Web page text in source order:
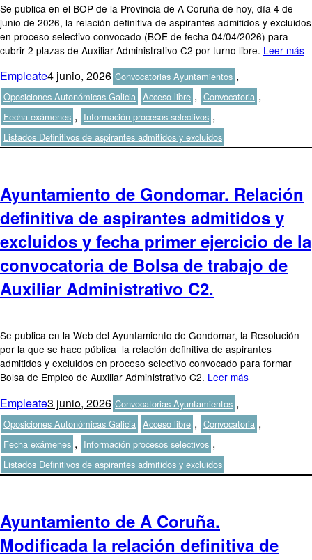
Se publica en el BOP de la Provincia de A Coruña de hoy, día 4 de
junio de 2026, la relación definitiva de aspirantes admitidos y excluidos
en proceso selectivo convocado (BOE de fecha 04/04/2026) para
cubrir 2 plazas de Auxiliar Administrativo C2 por turno libre. Leer más
Autor
EmpleatePublicado
el
4 junio, 2026Categorías
Convocatorias Ayuntamientos ,
Oposiciones Autonómicas Galicia Etiquetas
Acceso libre , Convocatoria ,
Fecha exámenes , Información procesos selectivos ,
Listados Definitivos de aspirantes admitidos y excluidos
Ayuntamiento de Gondomar. Relación
definitiva de aspirantes admitidos y
excluidos y fecha primer ejercicio de la
convocatoria de Bolsa de trabajo de
Auxiliar Administrativo C2.
Se publica en la Web del Ayuntamiento de Gondomar, la Resolución
por la que se hace pública la relación definitiva de aspirantes
admitidos y excluidos en proceso selectivo convocado para formar
Bolsa de Empleo de Auxiliar Administrativo C2. Leer más
Autor
EmpleatePublicado
el
3 junio, 2026Categorías
Convocatorias Ayuntamientos ,
Oposiciones Autonómicas Galicia Etiquetas
Acceso libre , Convocatoria ,
Fecha exámenes , Información procesos selectivos ,
Listados Definitivos de aspirantes admitidos y excluidos
Ayuntamiento de A Coruña.
Modificada la relación definitiva de